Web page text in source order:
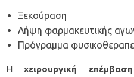
Ξεκούραση
Λήψη φαρμακευτικής
Πρόγραμμα
Ηχειρουργική επέμβαση